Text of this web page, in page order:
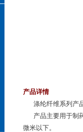
产品详情
涤纶纤维系列产品
产品主要用于制药
微米以下。